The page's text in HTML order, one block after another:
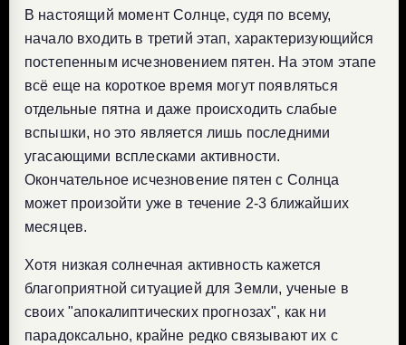
В настоящий момент Солнце, судя по всему,
начало входить в третий этап, характеризующийся
постепенным исчезновением пятен. На этом этапе
всё еще на короткое время могут появляться
отдельные пятна и даже происходить слабые
вспышки, но это является лишь последними
угасающими всплесками активности.
Окончательное исчезновение пятен с Солнца
может произойти уже в течение 2-3 ближайших
месяцев.
Хотя низкая солнечная активность кажется
благоприятной ситуацией для Земли, ученые в
своих "апокалиптических прогнозах", как ни
парадоксально, крайне редко связывают их с